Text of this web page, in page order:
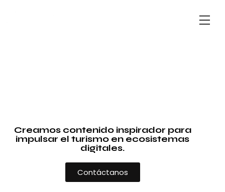
Creamos contenido inspirador para
impulsar el turismo en ecosistemas
digitales.
Contáctanos